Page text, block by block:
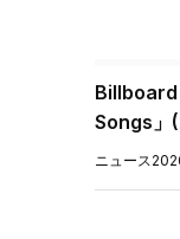
Billboard
Songs
ニュース